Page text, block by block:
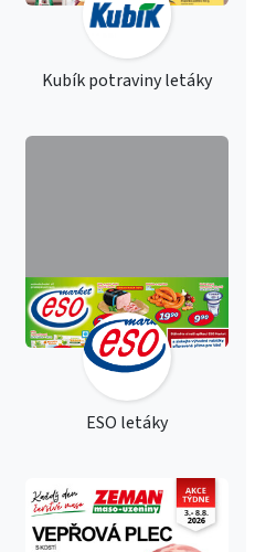
Kubík potraviny letáky
ESO letáky